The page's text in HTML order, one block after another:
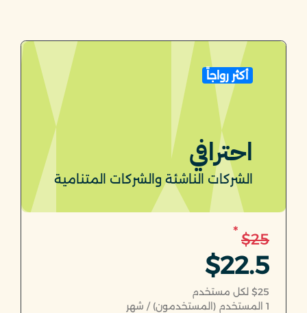
أكثر رواجاً
احترافي
الشركات الناشئة والشركات المتنامية
$25
*
$22.5
$25 لكل مستخدم
1 المستخدم (المستخدمون) / شهر